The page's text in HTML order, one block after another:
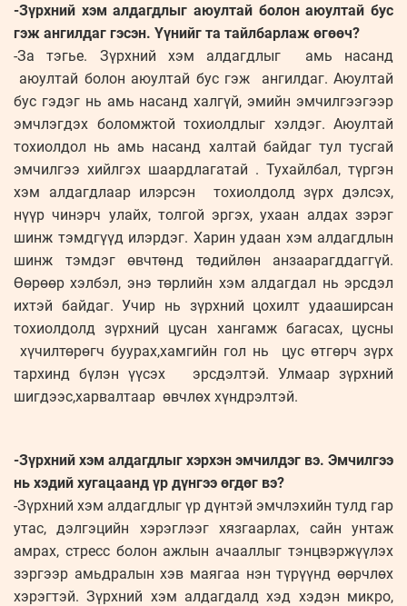
-Зүрхний хэм алдагдлыг аюултай болон аюултай бус
гэж ангилдаг гэсэн. Үүнийг та тайлбарлаж өгөөч?
-За тэгье. Зүрхний хэм алдагдлыг амь насанд
аюултай болон аюултай бус гэж ангилдаг. Аюултай
бус гэдэг нь амь насанд халгүй, эмийн эмчилгээгээр
эмчлэгдэх боломжтой тохиолдлыг хэлдэг. Аюултай
тохиолдол нь амь насанд халтай байдаг тул тусгай
эмчилгээ хийлгэх шаардлагатай . Тухайлбал, түргэн
хэм алдагдлаар илэрсэн тохиолдолд зүрх дэлсэх,
нүүр чинэрч улайх, толгой эргэх, ухаан алдах зэрэг
шинж тэмдгүүд илэрдэг. Харин удаан хэм алдагдлын
шинж тэмдэг өвчтөнд төдийлөн анзаарагддаггүй.
Өөрөөр хэлбэл, энэ төрлийн хэм алдагдал нь эрсдэл
ихтэй байдаг. Учир нь зүрхний цохилт удааширсан
тохиолдолд зүрхний цусан хангамж багасах, цусны
хүчилтөрөгч буурах,хамгийн гол нь цус өтгөрч зүрх
тархинд бүлэн үүсэх эрсдэлтэй. Улмаар зүрхний
шигдээс,харвалтаар өвчлөх хүндрэлтэй.
-Зүрхний хэм алдагдлыг хэрхэн эмчилдэг вэ. Эмчилгээ
нь хэдий хугацаанд үр дүнгээ өгдөг вэ?
-Зүрхний хэм алдагдлыг үр дүнтэй эмчлэхийн тулд гар
утас, дэлгэцийн хэрэглээг хязгаарлах, сайн унтаж
амрах, стресс болон ажлын ачааллыг тэнцвэржүүлэх
зэргээр амьдралын хэв маягаа нэн түрүүнд өөрчлөх
хэрэгтэй. Зүрхний хэм алдагдалд хэд хэдэн микро,